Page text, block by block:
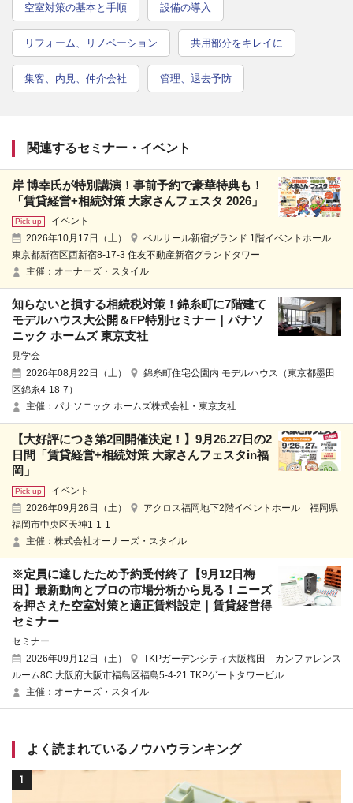
空室対策の基本と手順 設備の導入
リフォーム、リノベーション 共用部分をキレイに
集客、内見、仲介会社 管理、退去予防
関連するセミナー・イベント
岸 博幸氏が特別講演！事前予約で豪華特典も！
「賃貸経営+相続対策 大家さんフェスタ 2026」
イベント
2026年10月17日（土）
ベルサール新宿グランド 1階イベントホール
東京都新宿区西新宿8-17-3 住友不動産新宿グランドタワー
主催：オーナーズ・スタイル
知らないと損する相続税対策！錦糸町に7階建て
モデルハウス大公開＆FP特別セミナー｜パナソ
ニック ホームズ 東京支社
見学会
2026年08月22日（土）
錦糸町住宅公園内 モデルハウス（東京都墨田
区錦糸4-18-7）
主催：パナソニック ホームズ株式会社・東京支社
【大好評につき第2回開催決定！】9月26.27日の2
日間「賃貸経営+相続対策 大家さんフェスタin福
岡」
イベント
2026年09月26日（土）
アクロス福岡地下2階イベントホール 福岡県
福岡市中央区天神1-1-1
主催：株式会社オーナーズ・スタイル
※定員に達したため予約受付終了【9月12日梅
田】最新動向とプロの市場分析から見る！ニーズ
を押さえた空室対策と適正賃料設定｜賃貸経営得
セミナー
セミナー
2026年09月12日（土）
TKPガーデンシティ大阪梅田 カンファレンス
ルーム8C 大阪府大阪市福島区福島5-4-21 TKPゲートタワービル
主催：オーナーズ・スタイル
よく読まれているノウハウランキング